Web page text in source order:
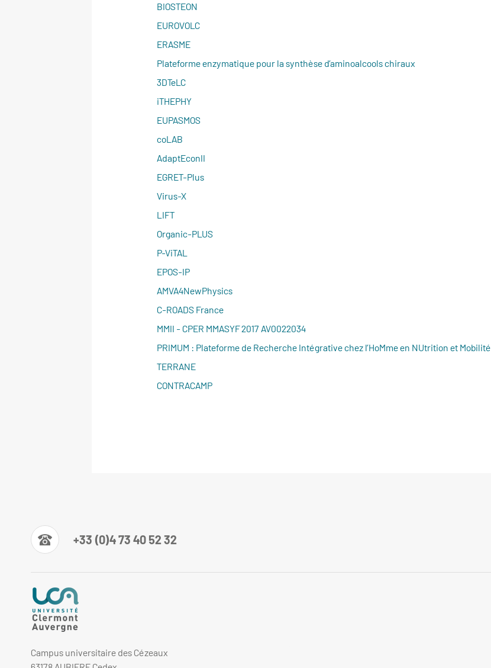
BIOSTEON
EUROVOLC
ERASME
Plateforme enzymatique pour la synthèse d’aminoalcools chiraux
3DTeLC
iTHEPHY
EUPASMOS
coLAB
AdaptEconII
EGRET-Plus
Virus-X
LIFT
Organic-PLUS
P-ViTAL
EPOS-IP
AMVA4NewPhysics
C-ROADS France
MMII - CPER MMASYF 2017 AV0022034
PRIMUM : Plateforme de Recherche Intégrative chez l’HoMme en NUtrition et Mobilité
TERRANE
CONTRACAMP
+33 (0)4 73 40 52 32
Campus universitaire des Cézeaux